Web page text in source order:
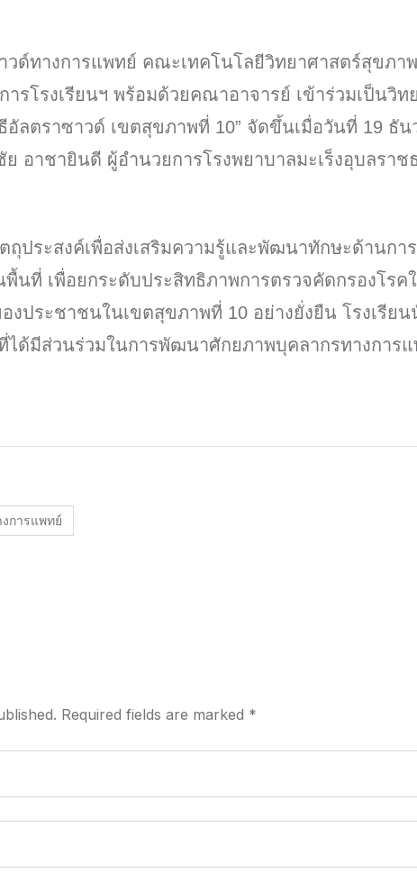
วด์ทางการแพทย์ คณะเทคโนโลยีวิทยาศาสตร์สุขภ
รโรงเรียนฯ พร้อมด้วยคณาอาจารย์ เข้าร่วมเป็นวิ
อัลตราซาวด์ เขตสุขภาพที่ 10” จัดขึ้นเมื่อวันที่ 19 ธั
อาชายินดี ผู้อำนวยการโรงพยาบาลมะเร็งอุบลรา
ถุประสงค์เพื่อส่งเสริมความรู้และพัฒนาทักษะด้านก
นที่ เพื่อยกระดับประสิทธิภาพการตรวจคัดกรองโรค
ประชาชนในเขตสุขภาพที่ 10 อย่างยั่งยืน โรงเรี
ได้มีส่วนร่วมในการพัฒนาศักยภาพบุคลากรทางการ
การแพทย์
Required fields are marked *